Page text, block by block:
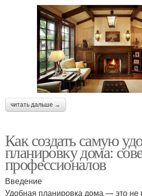
читать дальше →
Как создать самую
планировку дома:
профессионалов
Введение
Удобная планировка дома — это не